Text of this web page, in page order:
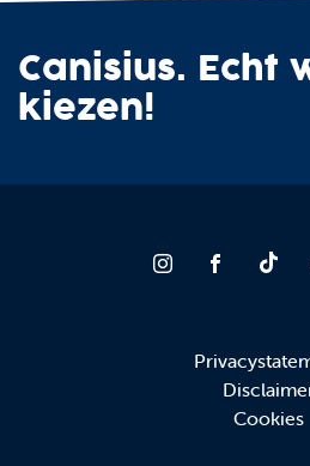
Canisius. Echt
kiezen!
Cookies